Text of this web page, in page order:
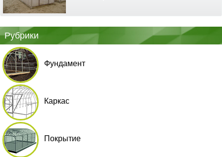
Рубрики
Фундамент
Каркас
Покрытие